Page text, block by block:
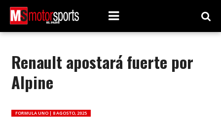
Renault apostará fuerte por
Alpine
FORMULA UNO | 8 AGOSTO, 2025